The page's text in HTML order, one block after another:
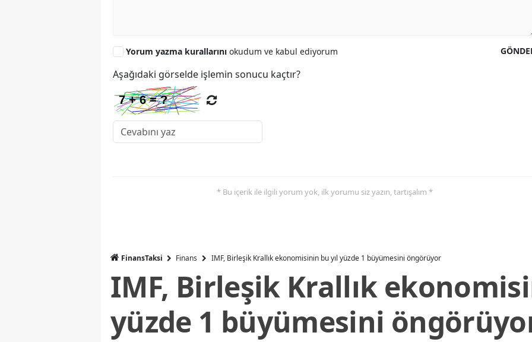
Yorum yazma kurallarını okudum ve kabul ediyorum
Aşağıdaki görselde işlemin sonucu kaçtır?
* Bu içerik ile ilgili yorum yok, ilk yorumu siz yazın, tartışalım *
FinansTaksi Finans IMF, Birleşik Krallık ekonomisinin bu yıl yüzde 1 büyümesini öngörüyor
IMF, Birleşik Krallık
yüzde 1 büyümesini